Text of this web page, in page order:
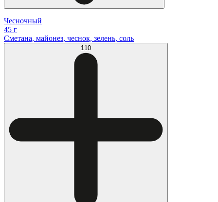
Чесночный
45 г
Сметана, майонез, чеснок, зелень, соль
110